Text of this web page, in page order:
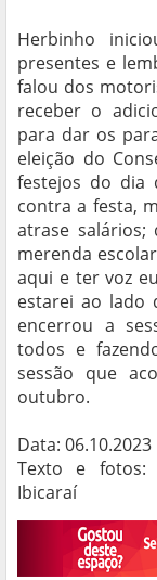
Herbinho
presentes e
falou dos
receber o
para dar os
eleição do
festejos do dia
contra a festa,
atrase
merenda
aqui e ter voz
estarei ao lado
encerrou a
todos e
sessão que
outubro.
Data: 06.10.2023
Texto e fotos:
Ibicaraí